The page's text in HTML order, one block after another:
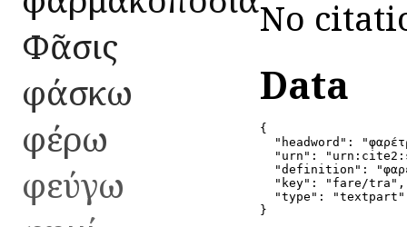
Φᾶσις
φάσκω
φέρω
φεύγω
No
Data
{
"headword":
"urn":
"definition":
  "key": "fare/tra",
  "type": "textpart"
}